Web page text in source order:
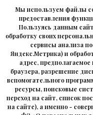
Охрана
Мы используем файлы
предоставления
Пользуясь данным
обработку своих
сервисы анализа
Яндекс.Метрика) и
адрес,
браузера, разрешение
вспомогательного
ресурсы, поисковые
переход на сайт, список
на сайте), а именно -